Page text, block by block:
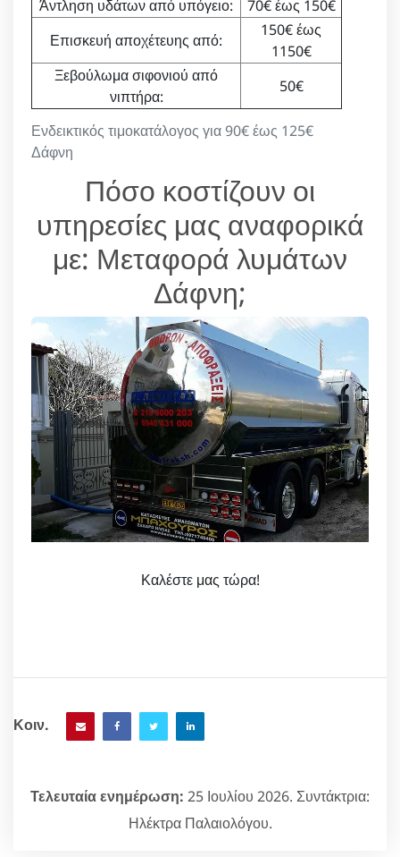
Ενδεικτικός τιμοκατάλογος για 90€ έως 125€
Δάφνη
Άντληση υδάτων από υπόγειο:
70€ έως 150€
Επισκευή αποχέτευης από:
150€ έως
1150€
Ξεβούλωμα σιφονιού από
νιπτήρα:
50€
Πόσο κοστίζουν οι
υπηρεσίες μας αναφορικά
με: Μεταφορά λυμάτων
Δάφνη;
Καλέστε μας τώρα!
Κοιν.
Τελευταία ενημέρωση: 25 Ιουλίου 2026. Συντάκτρια:
Ηλέκτρα Παλαιολόγου.